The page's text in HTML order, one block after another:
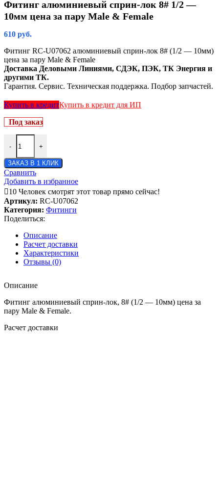
Фитинг алюминиевый сприн-лок 8# 1/2 —
10мм цена за пару Male & Female
610 руб.
Фитинг RC-U07062 алюминиевый сприн-лок 8# (1/2 — 10мм)
цена за пару Male & Female
Доставка Деловыми Линиями, СДЭК, ПЭК, ТК Энергия и
другими ТК.
Гарантия. Сервис. Техническая поддержка. Подбор запчастей.
Купить в кредитКупить в кредит для ИП
Под заказ
- +
ЗАКАЗ В 1 КЛИК
Сравнить
Добавить в избранное
10 Человек смотрят этот товар прямо сейчас!
Артикул: RC-U07062
Категория: Фитинги
Поделиться:
Описание
Расчет доставки
Характеристики
Отзывы (0)
Описание
Фитинг алюминиевый сприн-лок, 8# (1/2 — 10мм) цена за
пару Male & Female.
Расчет доставки